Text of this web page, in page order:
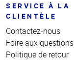
SERVICE À LA
CLIENTÈLE
Contactez-nous
Foire aux questions
Politique de retour